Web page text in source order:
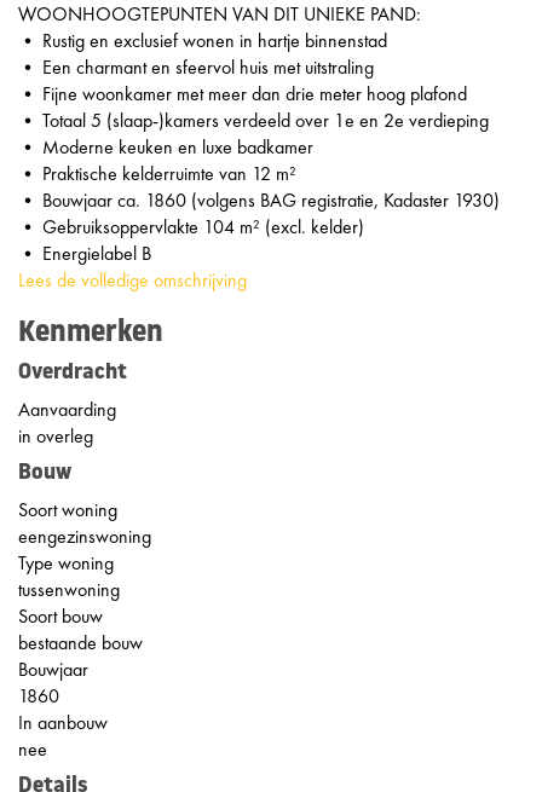
WOONHOOGTEPUNTEN VAN DIT UNIEKE PAND:
• Rustig en exclusief wonen in hartje binnenstad
• Een charmant en sfeervol huis met uitstraling
• Fijne woonkamer met meer dan drie meter hoog plafond
• Totaal 5 (slaap-)kamers verdeeld over 1e en 2e verdieping
• Moderne keuken en luxe badkamer
• Praktische kelderruimte van 12 m²
• Bouwjaar ca. 1860 (volgens BAG registratie, Kadaster 1930)
• Gebruiksoppervlakte 104 m² (excl. kelder)
• Energielabel B
Lees de volledige omschrijving
Kenmerken
Overdracht
Aanvaarding
in overleg
Bouw
Soort woning
eengezinswoning
Type woning
tussenwoning
Soort bouw
bestaande bouw
Bouwjaar
1860
In aanbouw
nee
Details